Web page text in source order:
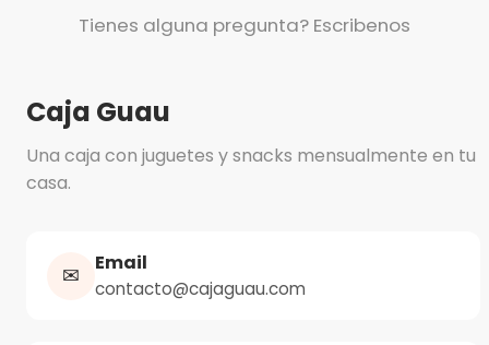
Tienes alguna pregunta? Escribenos
Caja Guau
Una caja con juguetes y snacks mensualmente en tu
casa.
✉ Email
contacto@cajaguau.com